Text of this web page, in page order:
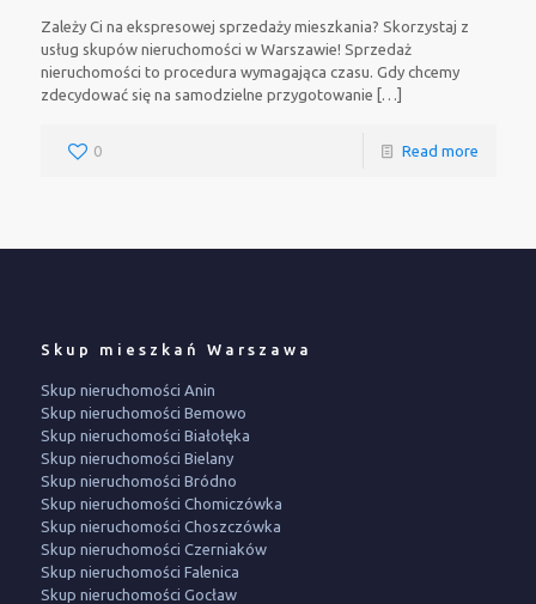
Zależy Ci na ekspresowej sprzedaży mieszkania? Skorzystaj z
usług skupów nieruchomości w Warszawie! Sprzedaż
nieruchomości to procedura wymagająca czasu. Gdy chcemy
zdecydować się na samodzielne przygotowanie […]
0 Read more
Skup mieszkań Warszawa
Skup nieruchomości Anin
Skup nieruchomości Bemowo
Skup nieruchomości Białołęka
Skup nieruchomości Bielany
Skup nieruchomości Bródno
Skup nieruchomości Chomiczówka
Skup nieruchomości Choszczówka
Skup nieruchomości Czerniaków
Skup nieruchomości Falenica
Skup nieruchomości Gocław